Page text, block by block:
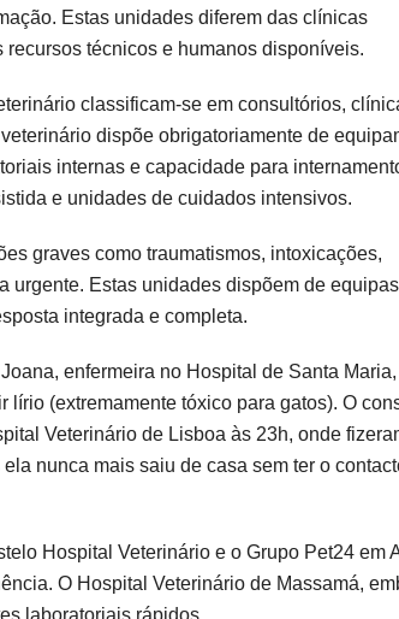
Estas unidades diferem das clínicas
técnicos e humanos disponíveis.
classificam-se em consultórios,
dispõe obrigatoriamente de
internas e capacidade para
e unidades de cuidados intensivos.
graves como traumatismos, intoxicações,
urgente. Estas unidades dispõem de equipas
integrada e completa.
enfermeira no Hospital de Santa
(extremamente tóxico para gatos). O
Veterinário de Lisboa às 23h, onde
nunca mais saiu de casa sem ter o
Hospital Veterinário e o Grupo Pet24 em
O Hospital Veterinário de Massamá,
laboratoriais rápidos.